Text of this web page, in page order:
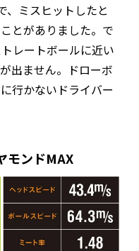
、ミスヒットしたと
とがありました。で
レートボールに近い
出ません。ドローボ
行かないドライバー
モンドMAX